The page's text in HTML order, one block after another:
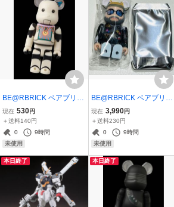
BE@RBRICK ベアブリッ
ク シリーズ51 ★『SF JU
NK WORLD』 ロビン
現在 530円
＋送料140円
0
9時間
未使用
BE@RBRICK ベアブリッ
ク シリーズ51 ★シークレ
ット MR BRAINWASH
現在 3,990円
＋送料230円
0
9時間
未使用
本日終了 本日終了